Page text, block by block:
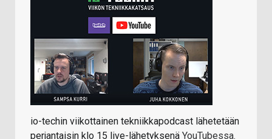
io-techin viikottainen tekniikkapodcast lähetetään
perjantaisin klo 15 live-lähetyksenä YouTubessa.